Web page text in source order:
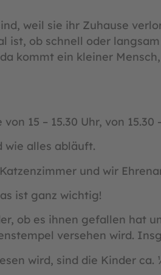
weil sie ihr Zuhause
ob schnell oder
kommt ein kleiner
15 – 15.30 Uhr, von 15.30
wie alles abläuft.
und wir
ist ganz wichtig!
ob es ihnen gefallen hat
versehen wird.
wird, sind die Kinder ca.